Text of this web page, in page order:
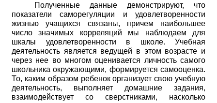
Полученные данные демонстрируют, что
показатели саморегуляции и удовлетворенности
жизнью учащихся связаны, причем наибольшее
число значимых корреляций мы наблюдаем для
шкалы удовлетворенности в школе. Учебная
деятельность является ведущей в этом возрасте и
через нее во многом оценивается личность самого
школьника окружающими, формируется самооценка.
То, каким образом ребенок организует свою учебную
деятельность, выполняет домашние задания,
взаимодействует со сверстниками, насколько